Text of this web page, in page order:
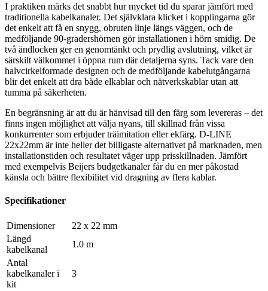
I praktiken märks det snabbt hur mycket tid du sparar jämfört med
traditionella kabelkanaler. Det självklara klicket i kopplingarna gör
det enkelt att få en snygg, obruten linje längs väggen, och de
medföljande 90-gradershörnen gör installationen i hörn smidig. De
två ändlocken ger en genomtänkt och prydlig avslutning, vilket är
särskilt välkommet i öppna rum där detaljerna syns. Tack vare den
halvcirkelformade designen och de medföljande kabelutgångarna
blir det enkelt att dra både elkablar och nätverkskablar utan att
tumma på säkerheten.
En begränsning är att du är hänvisad till den färg som levereras – det
finns ingen möjlighet att välja nyans, till skillnad från vissa
konkurrenter som erbjuder träimitation eller ekfärg. D-LINE
22x22mm är inte heller det billigaste alternativet på marknaden, men
installationstiden och resultatet väger upp prisskillnaden. Jämfört
med exempelvis Beijers budgetkanaler får du en mer påkostad
känsla och bättre flexibilitet vid dragning av flera kablar.
Specifikationer
Dimensioner
22 x 22 mm
Längd
kabelkanal
1.0 m
Antal
kabelkanaler i
kit
3